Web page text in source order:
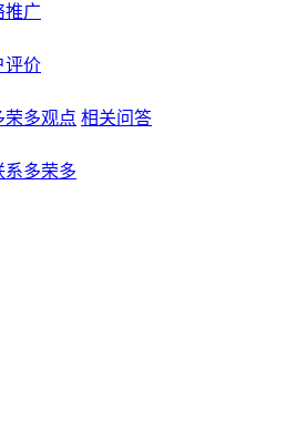
推广
评价
荣多观点 相关问答
系多荣多